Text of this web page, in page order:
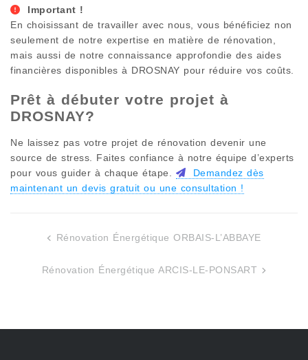
Important !
En choisissant de travailler avec nous, vous bénéficiez non
seulement de notre expertise en matière de rénovation,
mais aussi de notre connaissance approfondie des aides
financières disponibles à DROSNAY pour réduire vos coûts.
Prêt à débuter votre projet à
DROSNAY?
Ne laissez pas votre projet de rénovation devenir une
source de stress. Faites confiance à notre équipe d’experts
pour vous guider à chaque étape.
Demandez dès
maintenant un devis gratuit ou une consultation !
Rénovation Énergétique ORBAIS-L’ABBAYE
Rénovation Énergétique ARCIS-LE-PONSART